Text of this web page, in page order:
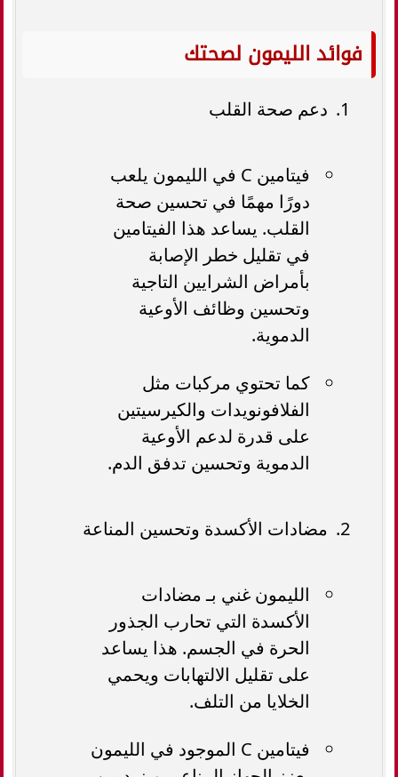
فوائد الليمون لصحتك
دعم صحة القلب
فيتامين C في الليمون يلعب
دورًا مهمًا في تحسين صحة
القلب. يساعد هذا الفيتامين
في تقليل خطر الإصابة
بأمراض الشرايين التاجية
وتحسين وظائف الأوعية
الدموية.
كما تحتوي مركبات مثل
الفلافونويدات والكيرسيتين
على قدرة لدعم الأوعية
الدموية وتحسين تدفق الدم.
مضادات الأكسدة وتحسين المناعة
الليمون غني بـ مضادات
الأكسدة التي تحارب الجذور
الحرة في الجسم. هذا يساعد
على تقليل الالتهابات ويحمي
الخلايا من التلف.
فيتامين C الموجود في الليمون